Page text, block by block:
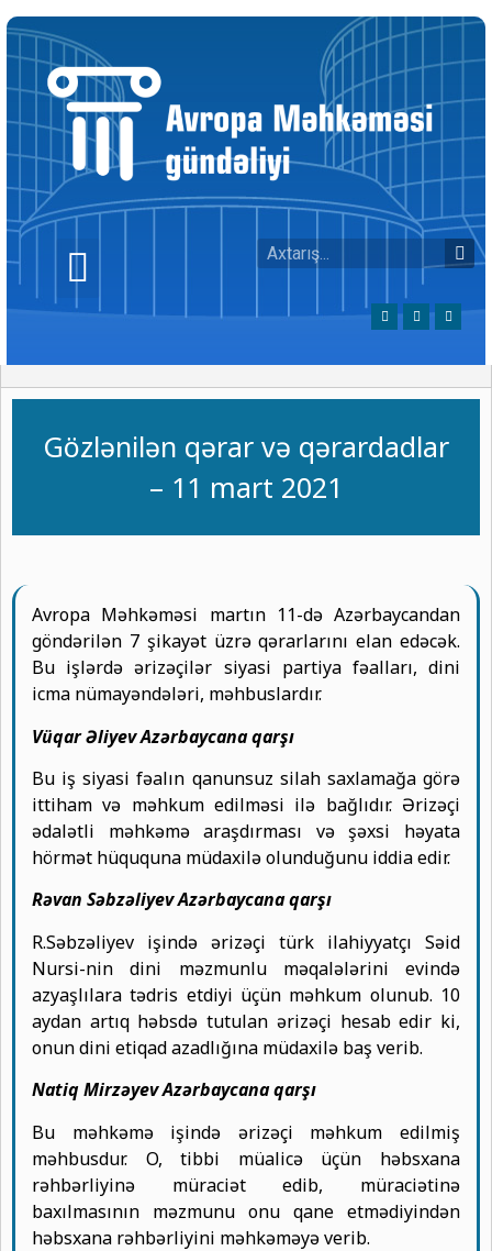
Gözlənilən qərar və qərardadlar
– 11 mart 2021
Avropa Məhkəməsi martın 11-də Azərbaycandan
göndərilən 7 şikayət üzrə qərarlarını elan edəcək.
Bu işlərdə ərizəçilər siyasi partiya fəalları, dini
icma nümayəndələri, məhbuslardır.
Vüqar Əliyev Azərbaycana qarşı
Bu iş siyasi fəalın qanunsuz silah saxlamağa görə
ittiham və məhkum edilməsi ilə bağlıdır. Ərizəçi
ədalətli məhkəmə araşdırması və şəxsi həyata
hörmət hüququna müdaxilə olunduğunu iddia edir.
Rəvan Səbzəliyev Azərbaycana qarşı
R.Səbzəliyev işində ərizəçi türk ilahiyyatçı Səid
Nursi-nin dini məzmunlu məqalələrini evində
azyaşlılara tədris etdiyi üçün məhkum olunub. 10
aydan artıq həbsdə tutulan ərizəçi hesab edir ki,
onun dini etiqad azadlığına müdaxilə baş verib.
Natiq Mirzəyev Azərbaycana qarşı
Bu məhkəmə işində ərizəçi məhkum edilmiş
məhbusdur. O, tibbi müalicə üçün həbsxana
rəhbərliyinə müraciət edib, müraciətinə
baxılmasının məzmunu onu qane etmədiyindən
həbsxana rəhbərliyini məhkəməyə verib.